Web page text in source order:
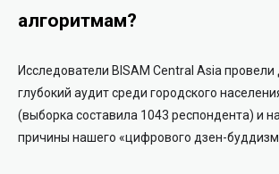
алгоритмам?
Исследователи BISAM Central Asia
глубокий аудит среди городского
(выборка составила 1043 респондента) и
причины нашего «цифрового дзен-